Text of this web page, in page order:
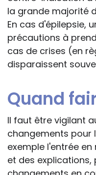
la grande majorité
En cas d'épilepsie,
précautions à
cas de crises (en
disparaissent
Quand
Il faut être vigilant
changements pour
exemple l'entrée
et des explications,